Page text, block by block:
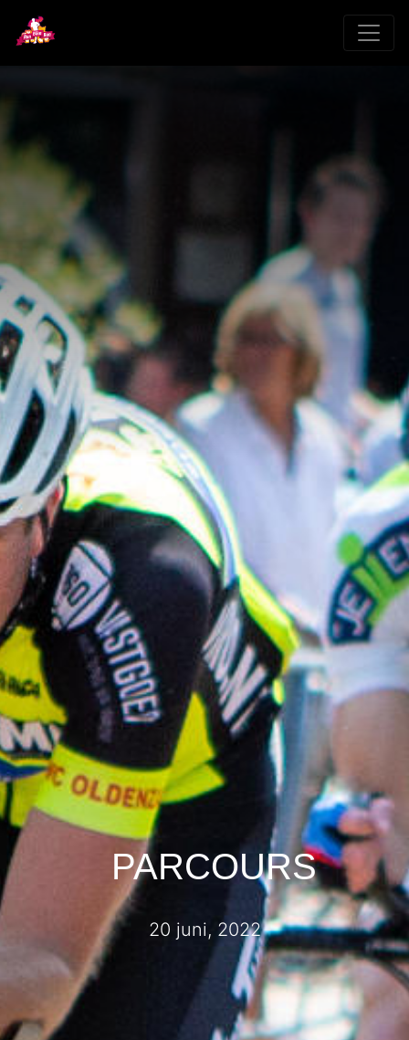
PARCOURS
20 juni, 2022